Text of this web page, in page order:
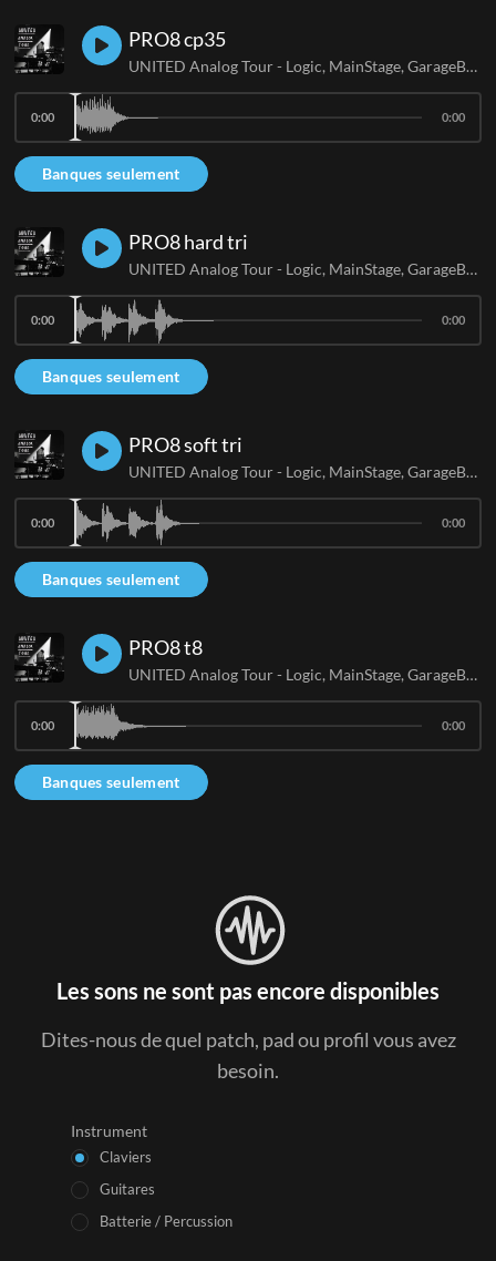
PRO8 cp35
UNITED Analog Tour - Logic, MainStage, GarageBand
Banques seulement
0:00 0:00
PRO8 hard tri
UNITED Analog Tour - Logic, MainStage, GarageBand
Banques seulement
0:00 0:00
PRO8 soft tri
UNITED Analog Tour - Logic, MainStage, GarageBand
Banques seulement
0:00 0:00
PRO8 t8
UNITED Analog Tour - Logic, MainStage, GarageBand
Banques seulement
0:00 0:00
Les sons ne sont pas encore disponibles
Dites-nous de quel patch, pad ou profil vous avez
besoin.
Instrument
Claviers
Guitares
Batterie / Percussion